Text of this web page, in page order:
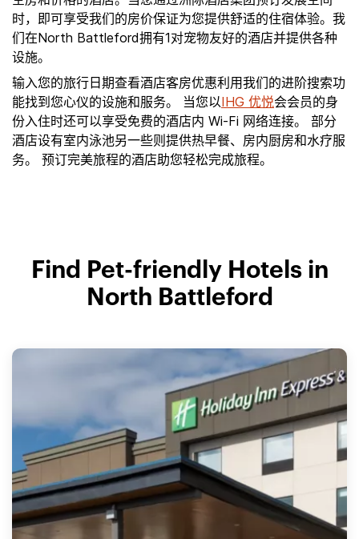
时，即可享受我们的房价保证为您提供舒适的住宿体验。我
们在North Battleford拥有1对宠物友好的酒店并提供各种
设施。
输入您的旅行日期查看酒店客房优惠利用我们的进阶搜索功
能找到您心仪的设施和服务。 当您以IHG 优悦会会员的身
份入住时还可以享受免费的酒店内 Wi-Fi 网络连接。 部分
酒店设有室内泳池另一些则提供热早餐、房内厨房和水疗服
务。 预订完美旅程的酒店助您轻松完成旅程。
Find Pet-friendly Hotels in
North Battleford